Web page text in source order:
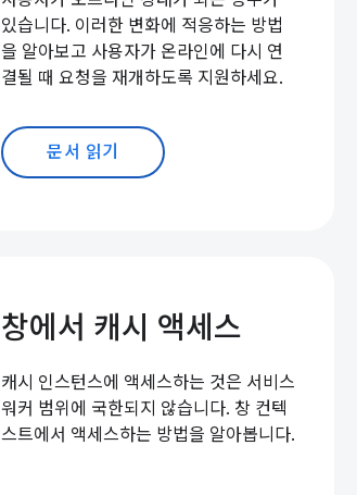
있습니다. 이러한 변화에 적응하는 방법
을 알아보고 사용자가 온라인에 다시 연
결될 때 요청을 재개하도록 지원하세요.
문서 읽기
창에서 캐시 액세스
캐시 인스턴스에 액세스하는 것은 서비스
워커 범위에 국한되지 않습니다. 창 컨텍
스트에서 액세스하는 방법을 알아봅니다.